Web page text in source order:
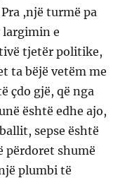
,një turmë pa
e
tjetër politike,
ta bëjë vetëm me
çdo gjë, që nga
është edhe ajo,
sepse është
përdoret shumë
plumbi të